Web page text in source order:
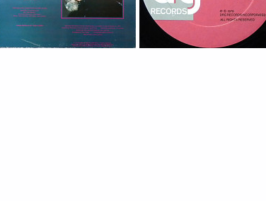
Peggy Lee - Peggy Lee – Peggy Lee And